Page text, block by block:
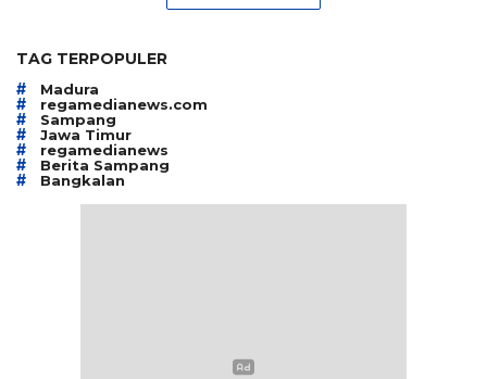
TAG TERPOPULER
# Madura
# regamedianews.com
# Sampang
# Jawa Timur
# regamedianews
# Berita Sampang
# Bangkalan